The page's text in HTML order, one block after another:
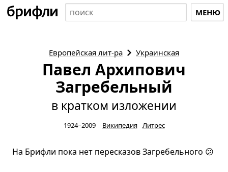
МЕНЮ
Европейская лит-ра Украинская
Павел Архипович
Загребельный
в кратком изложении
1924–2009 Википедия Литрес
На Брифли пока нет пересказов Загребельного 😕